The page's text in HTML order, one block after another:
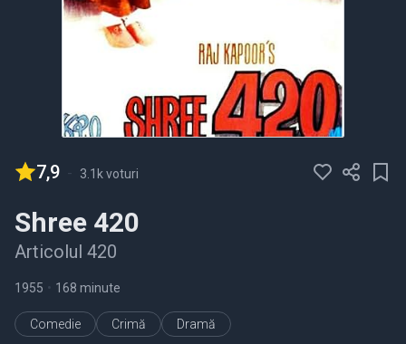
7,9 - 3.1k voturi
Shree 420
Articolul 420
1955 • 168 minute
Comedie Crimă Dramă